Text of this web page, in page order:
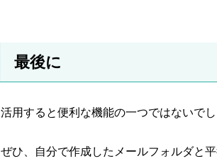
最後に
活用すると便利な機能の一つではないで
ぜひ、自分で作成したメールフォルダと